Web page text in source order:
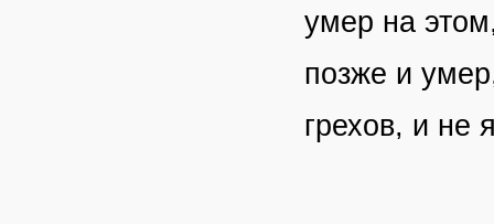
умер на
позже и
грехов, и не